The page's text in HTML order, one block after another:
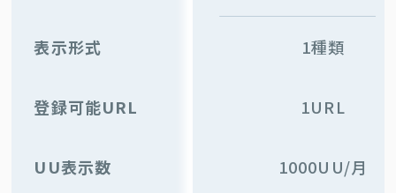
表示形式 1種類
登録可能URL 1URL
UU表示数 1000UU/月